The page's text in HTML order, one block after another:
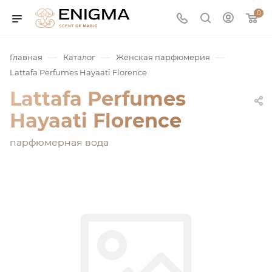
0
Главная — Каталог — Женская парфюмерия —
Lattafa Perfumes Hayaati Florence
Lattafa Perfumes
Hayaati Florence
парфюмерная вода